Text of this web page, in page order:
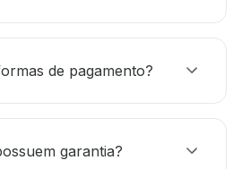
de pagamento?
garantia?